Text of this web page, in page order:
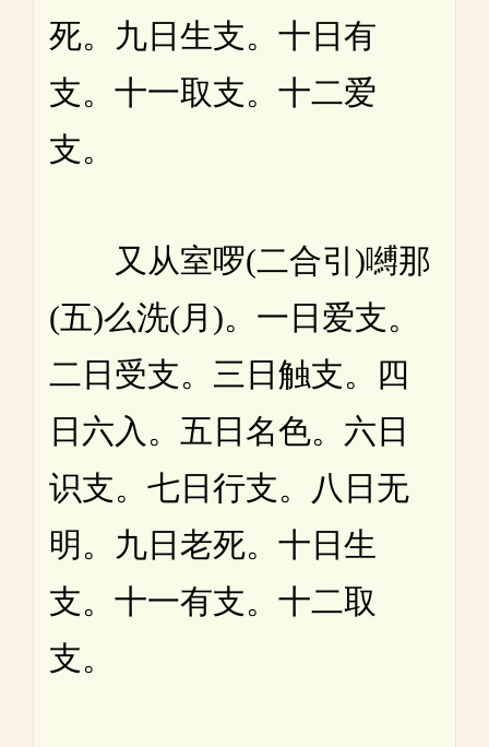
死。九日生支。十日有
支。十一取支。十二爱
支。
又从室啰(二合引)嚩那
(五)么洗(月)。一日爱支。
二日受支。三日触支。四
日六入。五日名色。六日
识支。七日行支。八日无
明。九日老死。十日生
支。十一有支。十二取
支。